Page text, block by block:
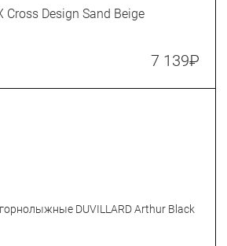
Design Sand Beige
7 139₽